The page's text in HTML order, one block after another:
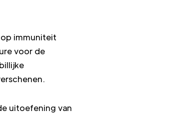
immuniteit
voor de
uitoefening van